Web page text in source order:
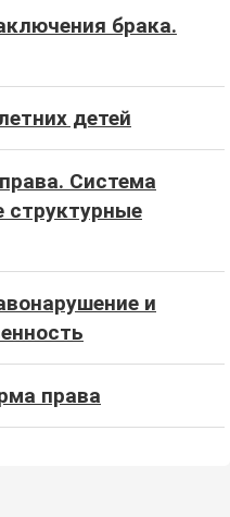
брака.
детей
Система
структурные
и
права